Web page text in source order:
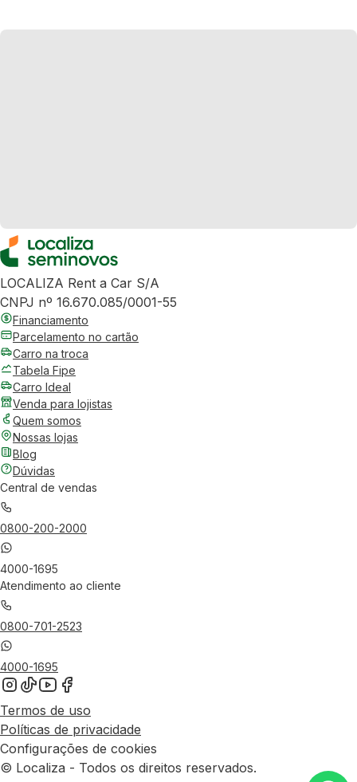
LOCALIZA Rent a Car S/A
CNPJ nº 16.670.085/0001-55
Financiamento
Parcelamento no cartão
Carro na troca
Tabela Fipe
Carro Ideal
Venda para lojistas
Quem somos
Nossas lojas
Blog
Dúvidas
Central de vendas
0800-200-2000
4000-1695
Atendimento ao cliente
0800-701-2523
4000-1695
Termos de uso
Políticas de privacidade
Configurações de cookies
© Localiza - Todos os direitos reservados.